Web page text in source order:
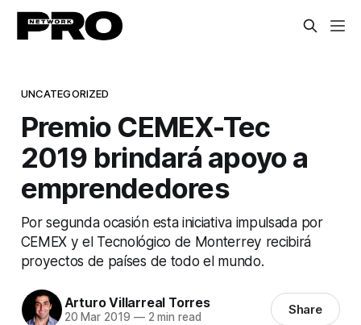
UNCATEGORIZED
Premio CEMEX-Tec
2019 brindará apoyo a
emprendedores
Por segunda ocasión esta iniciativa impulsada por
CEMEX y el Tecnológico de Monterrey recibirá
proyectos de países de todo el mundo.
Arturo Villarreal Torres
20 Mar 2019 —2 min read Share